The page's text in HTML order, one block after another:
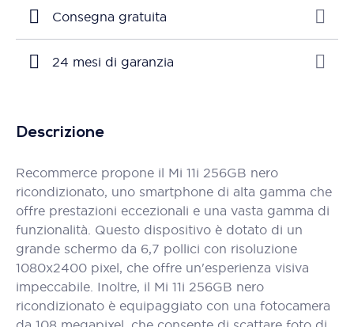
Consegna gratuita
24 mesi di garanzia
Descrizione
Recommerce propone il Mi 11i 256GB nero
ricondizionato, uno smartphone di alta gamma che
offre prestazioni eccezionali e una vasta gamma di
funzionalità. Questo dispositivo è dotato di un
grande schermo da 6,7 pollici con risoluzione
1080x2400 pixel, che offre un'esperienza visiva
impeccabile. Inoltre, il Mi 11i 256GB nero
ricondizionato è equipaggiato con una fotocamera